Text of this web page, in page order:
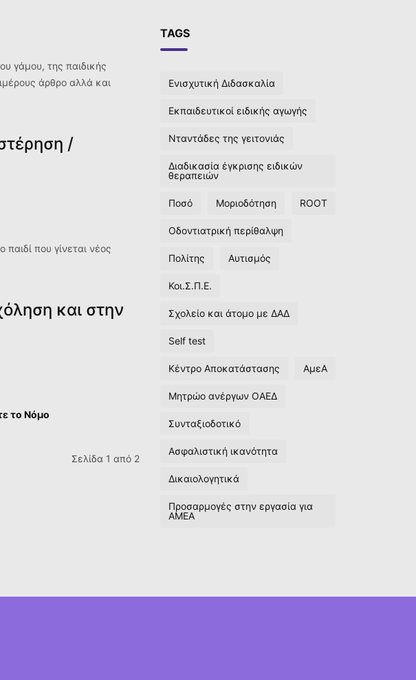
γάμου, της παιδικής
άρθρο αλλά και
/
που γίνεται νέος
και στην
το Νόμο
Σελίδα 1 από 2
TAGS
Ενισχυτική Διδασκαλία
Εκπαιδευτικοί ειδικής αγωγής
Νταντάδες της γειτονιάς
Διαδικασία έγκρισης ειδικών
θεραπειών
Ποσό Μοριοδότηση ROOT
Οδοντιατρική περίθαλψη
Πολίτης Αυτισμός
Κοι.Σ.Π.Ε.
Σχολείο και άτομο με ΔΑΔ
Self test
Κέντρο Αποκατάστασης ΑμεΑ
Μητρώο ανέργων ΟΑΕΔ
Συνταξιοδοτικό
Ασφαλιστική ικανότητα
Δικαιολογητικά
Προσαρμογές στην εργασία για
ΑΜΕΑ